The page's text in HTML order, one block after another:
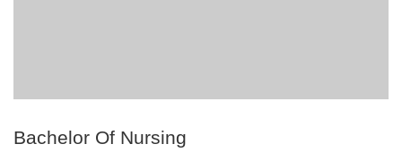
Bachelor Of Nursing